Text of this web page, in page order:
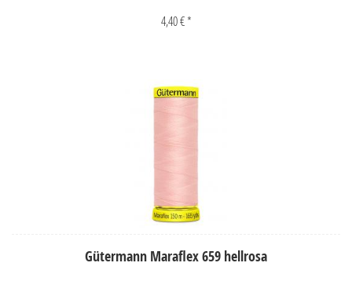
4,40 € *
Gütermann Maraflex 659 hellrosa